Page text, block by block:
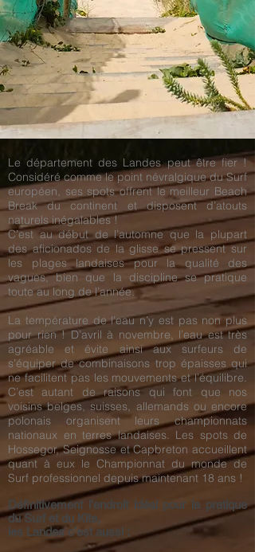
Le département des Landes peut être fier !
Considéré comme le point névralgique du Surf
européen, ses spots offrent le meilleur Beach
Break du continent et disposent d’atouts
naturels inégalables !
C’est au début de l’automne que la plupart
des aficionados de la glisse se pressent sur
les plages landaises pour la qualité des
vagues, bien que la discipline se pratique
toute au long de l’année.
La température de l’eau n’y est pas non plus
pour rien ! D’avril à novembre, l’eau est très
agréable et évite ainsi aux surfeurs de
s’équiper de combinaisons trop épaisses qui
ne facilitent pas les mouvements et l’équilibre.
C’est autant de raisons qui font que nos
voisins belges, suisses, allemands ou encore
polonais organisent leurs championnats
nationaux en terres landaises. Les spots de
Hossegor, Seignosse et Capbreton accueillent
quant à eux le Championnat du monde de
Surf professionnel depuis maintenant 18 ans !
Définitivement l’endroit idéal pour la pratique
du Surf et du Kite,
les Landes c’est aussi :